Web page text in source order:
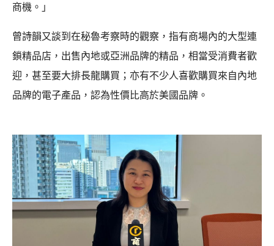
商機。」
曾詩韻又談到在秘魯考察時的觀察，指有商場內的大型連
鎖精品店，出售內地或亞洲品牌的精品，相當受消費者歡
迎，甚至要大排長龍購買；亦有不少人喜歡購買來自內地
品牌的電子產品，認為性價比高於美國品牌。